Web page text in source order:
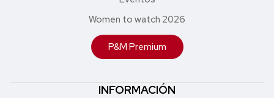
Women to watch 2026
P&M Premium
INFORMACIÓN